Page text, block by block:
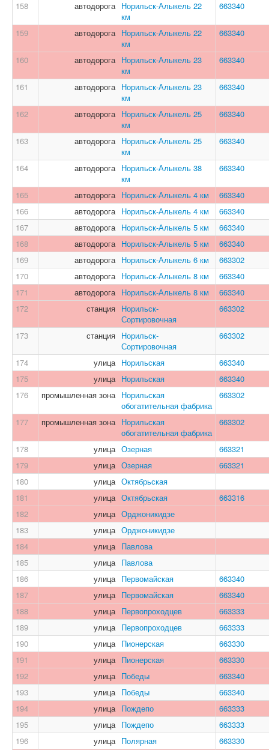
158 автодорога Норильск-Алыкель 22
км
663340
159 автодорога Норильск-Алыкель 22
км
663340
160 автодорога Норильск-Алыкель 23
км
663340
161 автодорога Норильск-Алыкель 23
км
663340
162 автодорога Норильск-Алыкель 25
км
663340
163 автодорога Норильск-Алыкель 25
км
663340
164 автодорога Норильск-Алыкель 38
км
663340
165 автодорога Норильск-Алыкель 4 км
663340
166
автодорога Норильск-Алыкель 4 км
663340
167
автодорога Норильск-Алыкель 5 км
663340
168
автодорога Норильск-Алыкель 5 км
663340
169
автодорога Норильск-Алыкель 6 км
663302
170
автодорога Норильск-Алыкель 8 км
663340
171
автодорога Норильск-Алыкель 8 км
663340
172
станция Норильск-
Сортировочная
663302
173 станция Норильск-
Сортировочная
663302
174 улица Норильская
663340
175
улица Норильская
663340
176
промышленная зона Норильская
обогатительная фабрика
663302
177 промышленная зона Норильская
обогатительная фабрика
663302
178 улица Озерная
663321
179
улица Озерная
663321
180
улица Октябрьская
181
улица Октябрьская
663316
182
улица Орджоникидзе
183
улица Орджоникидзе
184
улица Павлова
185
улица Павлова
186
улица Первомайская
663340
187
улица Первомайская
663340
188
улица Первопроходцев
663333
189
улица Первопроходцев
663333
190
улица Пионерская
663330
191
улица Пионерская
663330
192
улица Победы
663340
193
улица Победы
663340
194
улица Пождепо
663333
195
улица Пождепо
663333
196
улица Полярная
663330